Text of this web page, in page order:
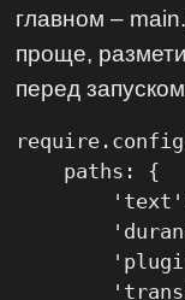
главном –
проще,
перед
    paths: {